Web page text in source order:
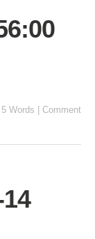
5 Words Comment